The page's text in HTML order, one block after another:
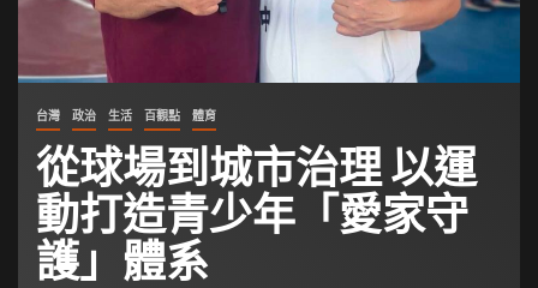
台灣 政治 生活 百觀點 體育
從球場到城市治理 以運
動打造青少年「愛家守
護」體系